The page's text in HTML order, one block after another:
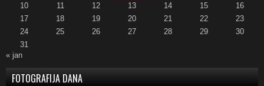
10
11 12 13 14 15
16
17
18 19 20 21 22
23
24
25 26 27 28 29
30
31
« jan
FOTOGRAFIJA DANA